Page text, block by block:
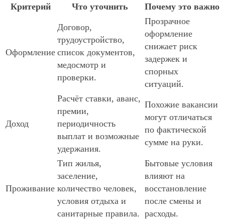
Критерий Что уточнить Почему это важно
Оформление
Договор,
трудоустройство,
список документов,
медосмотр и
проверки.
Прозрачное
оформление
снижает риск
задержек и
спорных
ситуаций.
Доход
Расчёт ставки, аванс,
премии,
периодичность
выплат и возможные
удержания.
Похожие вакансии
могут отличаться
по фактической
сумме на руки.
Проживание
Тип жилья,
заселение,
количество человек,
условия отдыха и
санитарные правила.
Бытовые условия
влияют на
восстановление
после смены и
расходы.